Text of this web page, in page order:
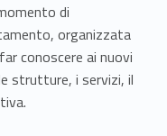
di
organizzata
conoscere ai nuovi
strutture, i servizi, il